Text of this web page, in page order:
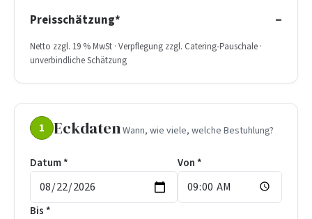
1 EckdatenWann, wie viele, welche Bestuhlung?
Datum * Von *
Bis *
Preisschätzung* –
Netto zzgl. 19 % MwSt · Verpflegung zzgl. Catering-Pauschale ·
unverbindliche Schätzung